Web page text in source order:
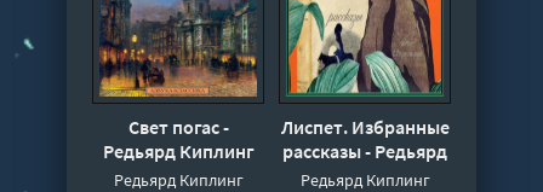
Свет погас -
Редьярд Киплинг
Редьярд Киплинг
Лиспет. Избранные
рассказы - Редьярд
Киплинг
Редьярд Киплинг